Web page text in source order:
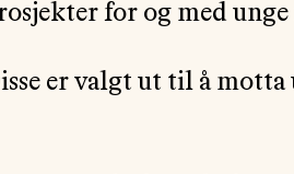
for og med
er valgt ut til å